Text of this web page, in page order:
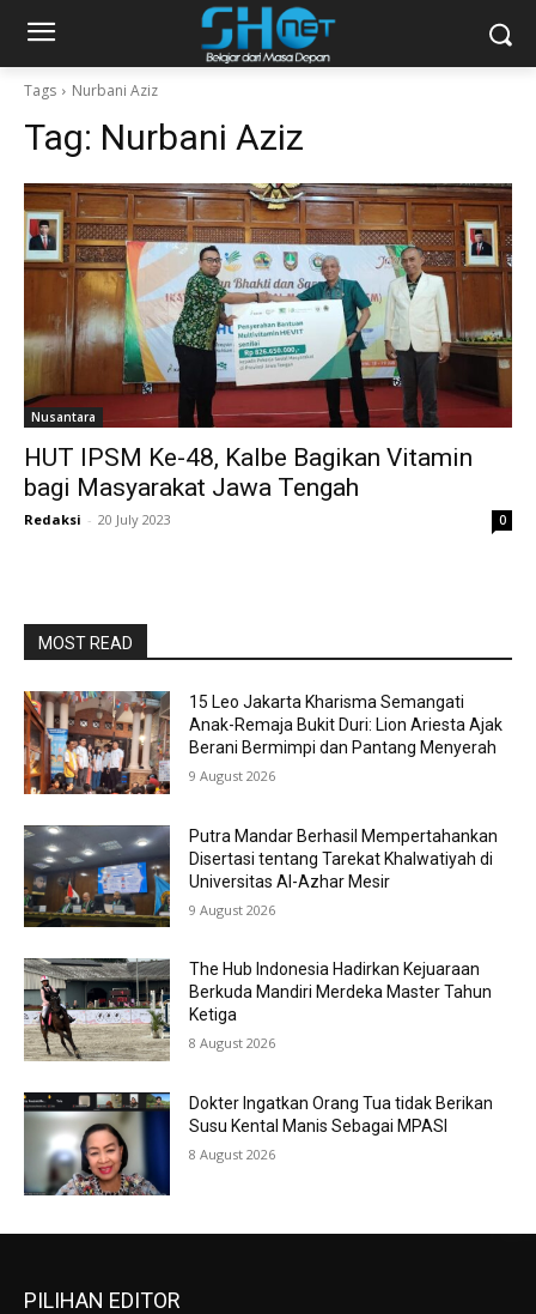
Tags Nurbani Aziz
Tag: Nurbani Aziz
Nusantara
HUT IPSM Ke-48, Kalbe Bagikan Vitamin
bagi Masyarakat Jawa Tengah
Redaksi - 20 July 2023 0
MOST READ
15 Leo Jakarta Kharisma Semangati
Anak-Remaja Bukit Duri: Lion Ariesta Ajak
Berani Bermimpi dan Pantang Menyerah
9 August 2026
Putra Mandar Berhasil Mempertahankan
Disertasi tentang Tarekat Khalwatiyah di
Universitas Al-Azhar Mesir
9 August 2026
The Hub Indonesia Hadirkan Kejuaraan
Berkuda Mandiri Merdeka Master Tahun
Ketiga
8 August 2026
Dokter Ingatkan Orang Tua tidak Berikan
Susu Kental Manis Sebagai MPASI
8 August 2026
PILIHAN EDITOR